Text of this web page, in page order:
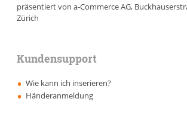
präsentiert von a-Commerce AG,
Zürich
Kundensupport
Wie kann ich inserieren?
Händeranmeldung